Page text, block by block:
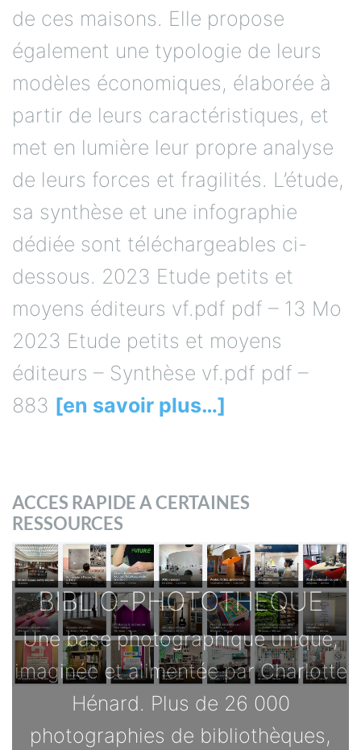
de ces maisons. Elle propose
également une typologie de leurs
modèles économiques, élaborée à
partir de leurs caractéristiques, et
met en lumière leur propre analyse
de leurs forces et fragilités. L’étude,
sa synthèse et une infographie
dédiée sont téléchargeables ci-
dessous. 2023 Etude petits et
moyens éditeurs vf.pdf pdf – 13 Mo
2023 Etude petits et moyens
éditeurs – Synthèse vf.pdf pdf –
883 [en savoir plus…]
ACCES RAPIDE A CERTAINES
RESSOURCES
BIBLIO-PHOTOTHEQUE
Une base photographique unique,
imaginée et alimentée par Charlotte
Hénard. Plus de 26 000
photographies de bibliothèques,